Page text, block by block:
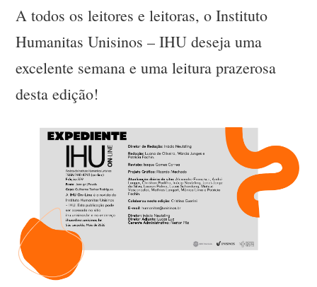
A todos os leitores e leitoras, o Instituto
Humanitas Unisinos – IHU deseja uma
excelente semana e uma leitura prazerosa
desta edição!